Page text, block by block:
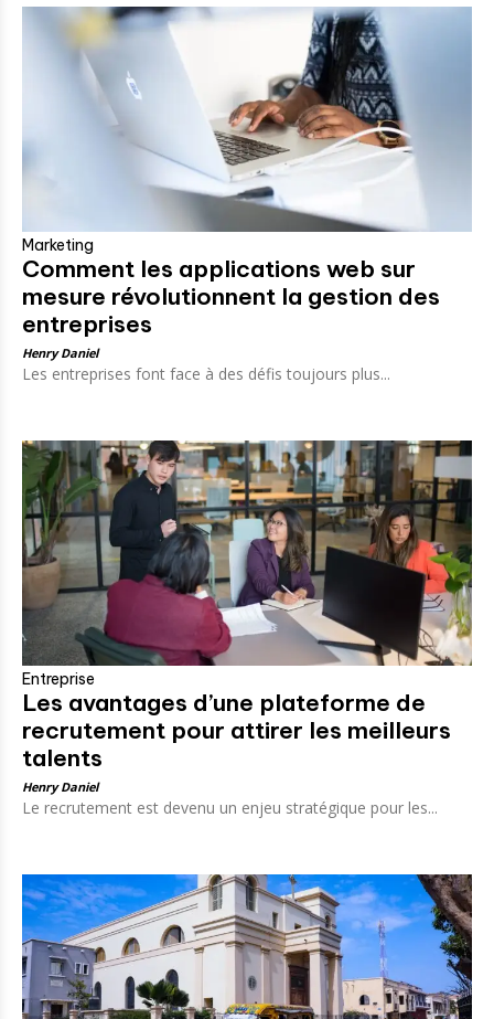
Marketing
Comment les applications web sur
mesure révolutionnent la gestion des
entreprises
Henry Daniel
Les entreprises font face à des défis toujours plus...
Entreprise
Les avantages d’une plateforme de
recrutement pour attirer les meilleurs
talents
Henry Daniel
Le recrutement est devenu un enjeu stratégique pour les...